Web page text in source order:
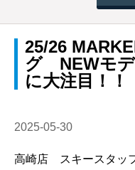
25/26
グ NEWモ
に大注目！！
2025-05-30
高崎店 スキースタッ